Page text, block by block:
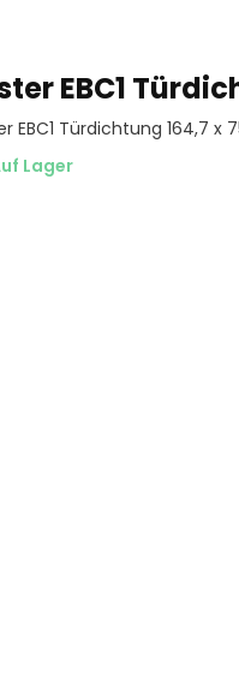
EBC1
EBC1 Türdichtung 164,7 x
Lager